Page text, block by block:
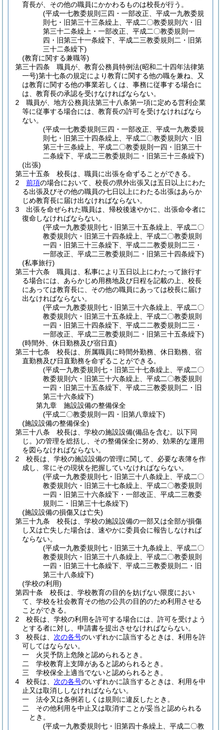
育長が、その他の職員にかかわるものは校長が行う。
(平成一七教委規則三四・一部改正、平成一九教委規
則七・旧第三十三条繰上、平成二〇教委規則六・旧
第三十二条繰上・一部改正、平成二〇教委規則一
四・旧第三十一条繰下、平成二三教委規則二・旧第
三十二条繰下)
(教育に関する兼職等)
第三十四条
職員が、教育公務員特例法(昭和二十四年法律第
一号)第十七条の規定により教育に関する他の職を兼ね、又
は教育に関する他の事業若しくは、事務に従事する場合に
は、教育長の承認を受けなければならない。
2
職員が、地方公務員法第三十八条第一項に定める営利企業
等に従事する場合には、教育長の許可を受けなければなら
ない。
(平成一七教委規則三四・一部改正、平成一九教委規
則七・旧第三十四条繰上、平成二〇教委規則六・旧
第三十三条繰上、平成二〇教委規則一四・旧第三十
二条繰下、平成二三教委規則二・旧第三十三条繰下)
(出張)
第三十五条
校長は、職員に出張を命ずることができる。
2
前項の場合において、校長の県外出張又は五日以上にわた
る出張及びその他の職員の七日以上にわたる出張はあらか
じめ教育長に届け出なければならない。
3
出張を命ぜられた職員は、帰校後速やかに、出張命令者に
復命しなければならない。
(平成一九教委規則七・旧第三十五条繰上、平成二〇
教委規則六・旧第三十四条繰上、平成二〇教委規則
一四・旧第三十三条繰下、平成二二教委規則二三・
一部改正、平成二三教委規則二・旧第三十四条繰下)
(私事旅行)
第三十六条
職員は、私事により五日以上にわたって旅行す
る場合には、あらかじめ用務地及び日程を記載の上、校長
にあっては教育長に、その他の職員にあっては校長に届け
出なければならない。
(平成一九教委規則七・旧第三十六条繰上、平成二〇
教委規則六・旧第三十五条繰上、平成二〇教委規則
一四・旧第三十四条繰下、平成二二教委規則二三・
一部改正、平成二三教委規則二・旧第三十五条繰下)
(時間外、休日勤務及び宿日直)
第三十七条
校長は、所属職員に時間外勤務、休日勤務、宿
直勤務及び日直勤務を命ずることができる。
(平成一九教委規則七・旧第三十七条繰上、平成二〇
教委規則六・旧第三十六条繰上、平成二〇教委規則
一四・旧第三十五条繰下、平成二三教委規則二・旧
第三十六条繰下)
第九章
施設設備の整備保全
(平成二〇教委規則一四・旧第八章繰下)
(施設設備の整備保全)
第三十八条
校長は、学校の施設設備(備品を含む。以下同
じ。)の管理を総括し、その整備保全に努め、効果的な運用
を図らなければならない。
2
校長は、学校の施設設備の管理に関して、必要な表簿を作
成し、常にその現状を把握していなければならない。
(平成一九教委規則七・旧第三十八条繰上、平成二〇
教委規則六・旧第三十七条繰上、平成二〇教委規則
一四・旧第三十六条繰下・一部改正、平成二三教委
規則二・旧第三十七条繰下)
(施設設備の損傷又は亡失)
第三十九条
校長は、学校の施設設備の一部又は全部が損傷
し又は亡失した場合は、速やかに委員会に報告しなければ
ならない。
(平成一九教委規則七・旧第三十九条繰上、平成二〇
教委規則六・旧第三十八条繰上、平成二〇教委規則
一四・旧第三十七条繰下、平成二三教委規則二・旧
第三十八条繰下)
(学校の利用)
第四十条
校長は、学校教育の目的を妨げない限度におい
て、学校を社会教育その他の公共の目的のため利用させる
ことができる。
2
校長は、学校の利用を許可する場合には、許可を受けよう
とする者に対し、申請書を提出させなければならない。
3
校長は、 次の各号のいずれかに該当するときは、利用を許
可してはならない。
一
火災予防上危険と認められるとき。
二
学校教育上支障があると認められるとき。
三
学校保全上適当でないと認められるとき。
4
校長は、 次の各号のいずれかに該当するときは、利用を中
止又は取消ししなければならない。
一
法令又は条例若しくは規則に違反したとき。
二
その他利用を中止又は取消すことが妥当と認められる
とき。
(平成一九教委規則七・旧第四十条繰上、平成二〇教